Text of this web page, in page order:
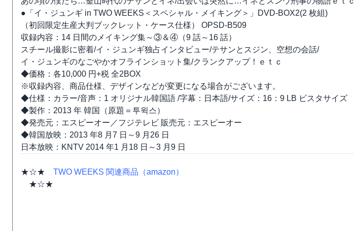
●「イ・ジュンギ in TWO WEEKS＜スペシャル・メイキング＞」DVD-BOX2(2 枚組)
（初回限定生産大判ブックレット・ケース仕様） OPSD-B509
収録内容：14 日間のメイキング集～③＆④（9 話～16 話）
スチール撮影に密着/イ・ジュンギ独占インタビュー/テサンとスジン、空想の会話/
イ・ジュンギのなごやかオフラインショット集/クランクアップ！ｅｔｃ
◆価格：各10,000 円+税 全2BOX
※収録内容、商品仕様、デザインなどが変更になる場合がございます。
◆仕様：カラー/音声：1 オリジナル韓国語 /字幕：日本語/サイズ：16：9 LB ビスタサイズ
◆製作：2013 年 韓国（原題＝투윅스）
◆発売元：エスピーオー／フジテレビ 販売元：エスピーオー
◆韓国放映：2013 年8 月7 日～9 月26 日
日本放映：KNTV 2014 年1 月18 日～3 月9 日
★☆★ TWO WEEKS 関連商品（amazon）
★☆★